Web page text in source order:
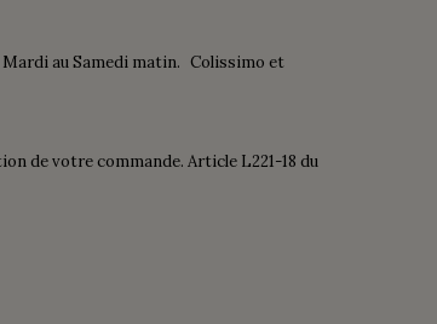
au Samedi matin. Colissimo et
de votre commande. Article L221-18 du